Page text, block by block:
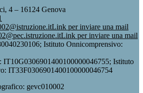
4 – 16124 Genova
Link per inviare una mail
Link per inviare una mail
Istituto Onnicomprensivo:
Istituto
IT33F0306901400100000046754
gevc010002